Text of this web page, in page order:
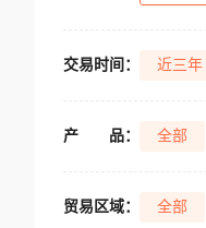
交易时间： 近三年
产 品： 全部
贸易区域： 全部